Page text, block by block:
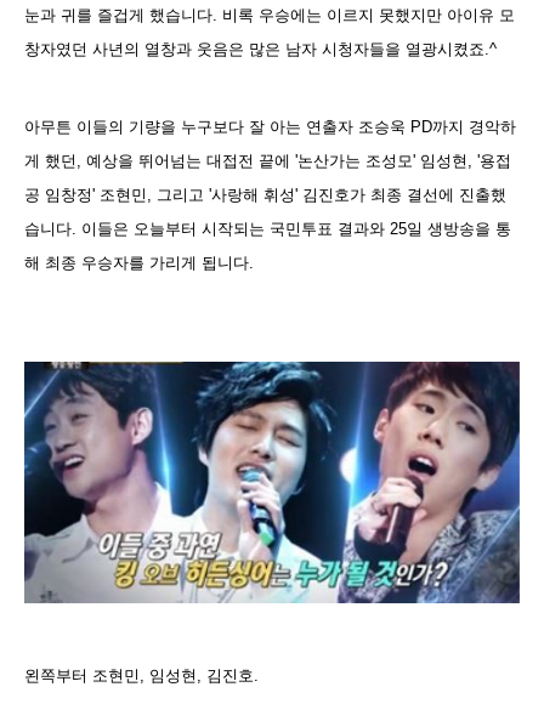
눈과 귀를 즐겁게 했습니다. 비록 우승에는 이르지 못했지만 아이유 모
창자였던 사년의 열창과 웃음은 많은 남자 시청자들을 열광시켰죠.^
아무튼 이들의 기량을 누구보다 잘 아는 연출자 조승욱 PD까지 경악하
게 했던 , 예상을 뛰어넘는 대접전 끝에 '논산가는 조성모' 임성현, '용접
공 임창정' 조현민, 그리고 '사랑해 휘성' 김진호가 최종 결선에 진출했
습니다. 이들은 오늘부터 시작되는 국민투표 결과와 25일 생방송을 통
해 최종 우승자를 가리게 됩니다.
왼쪽부터 조현민, 임성현, 김진호.